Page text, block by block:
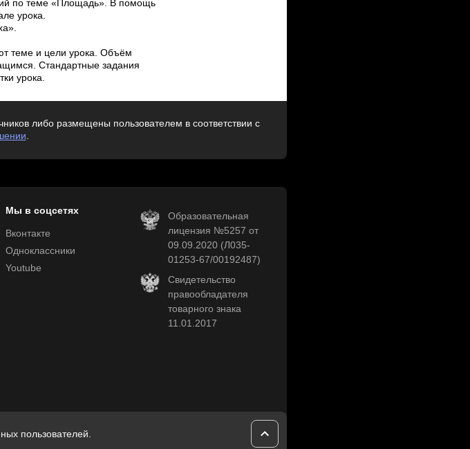
либо размещены пользователем в соответствии с
.
пользователей.
Мы в соцсетях
Вконтакте
Одноклассники
Youtube
Образовательная
лицензия №5257 от
09.09.2020 (Л035-
01253-67/00192487)
Свидетельство
правообладателя
товарного знака
11.01.2017